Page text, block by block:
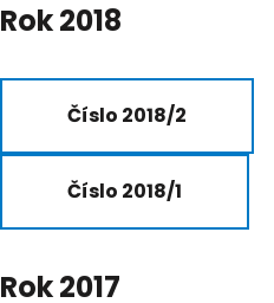
Rok 2018
Číslo 2018/2
Číslo 2018/1
Rok 2017